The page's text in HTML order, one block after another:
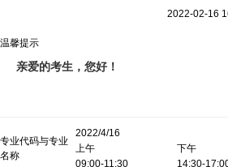
2022-02-16
温馨提示
亲爱的考生，您好！
专业代码与专业
名称
2022/4/16
上午
下午
09:00-11:30
14:30-